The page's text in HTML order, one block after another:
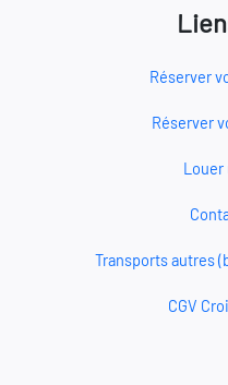
Réserver
Réserver
Louer
Transports autres
CGV